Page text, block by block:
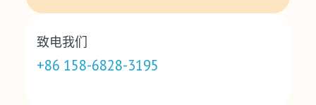
致电我们
+86 158-6828-3195